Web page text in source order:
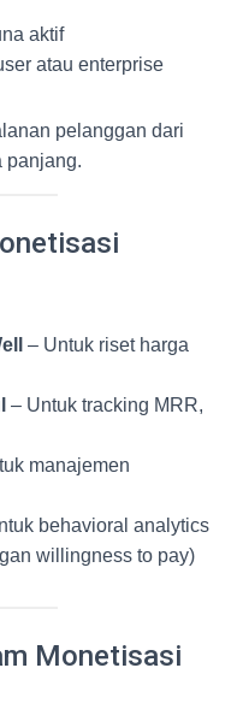
aktif
atau enterprise
pelanggan dari
panjang.
– Untuk riset harga
– Untuk tracking MRR,
manajemen
behavioral analytics
willingness to pay)
Monetisasi